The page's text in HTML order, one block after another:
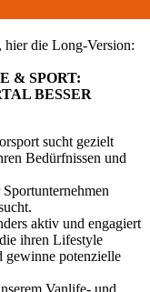
hier die Long-Version:
& SPORT:
BESSER
sucht gezielt
Bedürfnissen und
aktiv und engagiert
ihren Lifestyle
gewinne potenzielle